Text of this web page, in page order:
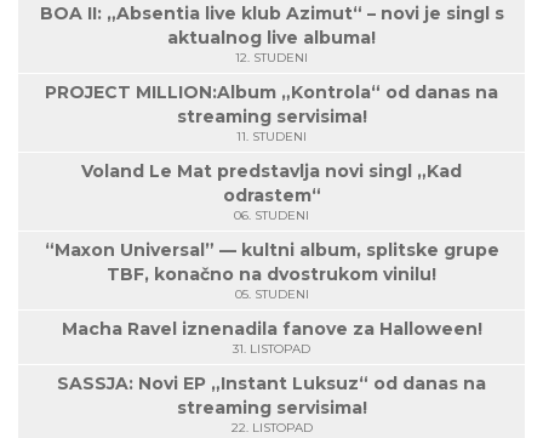
BOA II: „Absentia live klub Azimut“ – novi je singl s
aktualnog live albuma!
12. STUDENI
PROJECT MILLION:Album „Kontrola“ od danas na
streaming servisima!
11. STUDENI
Voland Le Mat predstavlja novi singl „Kad
odrastem“
06. STUDENI
“Maxon Universal” — kultni album, splitske grupe
TBF, konačno na dvostrukom vinilu!
05. STUDENI
Macha Ravel iznenadila fanove za Halloween!
31. LISTOPAD
SASSJA: Novi EP „Instant Luksuz“ od danas na
streaming servisima!
22. LISTOPAD